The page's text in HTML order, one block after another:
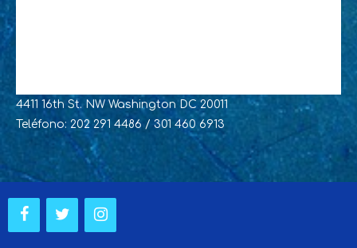
4411 16th St. NW Washington DC 20011
Teléfono: 202 291 4486 / 301 460 6913